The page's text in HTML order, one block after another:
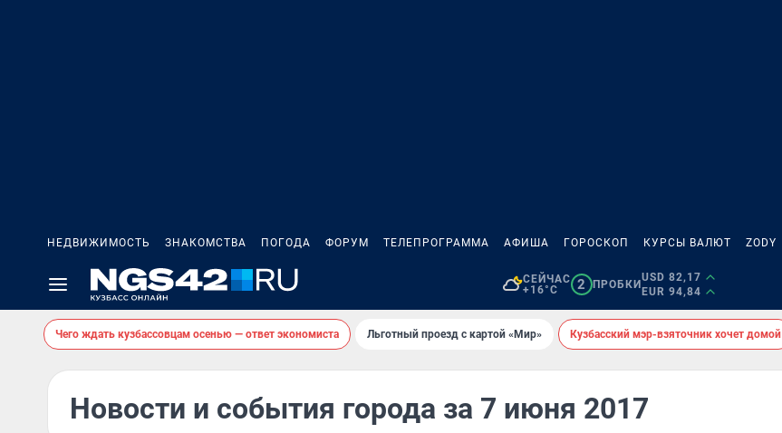
НЕДВИЖИМОСТЬ ЗНАКОМСТВА ПОГОДА ФОРУМ ТЕЛЕПРОГРАММА АФИША ГОРОСКОП КУРСЫ ВАЛЮТ ZODY
СЕЙЧАС
+16°C
2 ПРОБКИ
USD 82,17
EUR 94,84
Чего ждать кузбассовцам осенью — ответ экономиста Льготный проезд с картой «Мир» Кузбасский мэр-взяточник хочет домой
Новости и события города за 7 июня 2017